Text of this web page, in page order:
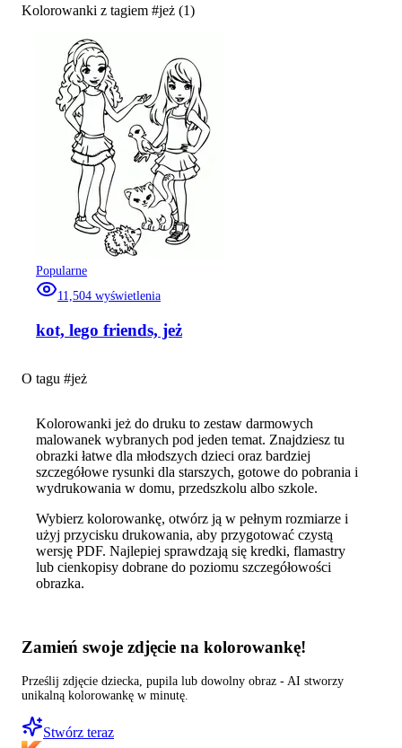
Kolorowanki z tagiem #jeż (1)
Popularne
11,504 wyświetlenia
kot, lego friends, jeż
O tagu #jeż
Kolorowanki jeż do druku to zestaw darmowych
malowanek wybranych pod jeden temat. Znajdziesz tu
obrazki łatwe dla młodszych dzieci oraz bardziej
szczegółowe rysunki dla starszych, gotowe do pobrania i
wydrukowania w domu, przedszkolu albo szkole.
Wybierz kolorowankę, otwórz ją w pełnym rozmiarze i
użyj przycisku drukowania, aby przygotować czystą
wersję PDF. Najlepiej sprawdzają się kredki, flamastry
lub cienkopisy dobrane do poziomu szczegółowości
obrazka.
Zamień swoje zdjęcie na kolorowankę!
Prześlij zdjęcie dziecka, pupila lub dowolny obraz - AI stworzy
unikalną kolorowankę w minutę.
Stwórz teraz